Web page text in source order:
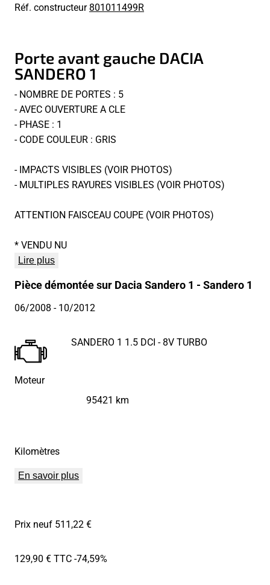
Réf. constructeur801011499R
Porte avant gauche DACIA
SANDERO 1
- NOMBRE DE PORTES : 5
- AVEC OUVERTURE A CLE
- PHASE : 1
- CODE COULEUR : GRIS
- IMPACTS VISIBLES (VOIR PHOTOS)
- MULTIPLES RAYURES VISIBLES (VOIR PHOTOS)
ATTENTION FAISCEAU COUPE (VOIR PHOTOS)
* VENDU NU
Lire plus
Pièce démontée sur Dacia Sandero 1 - Sandero 1
06/2008- 10/2012
Moteur
SANDERO 1 1.5 DCI - 8V TURBO
Kilomètres
95421 km
En savoir plus
Prix neuf 511,22 €
129,90 € TTC-74,59%